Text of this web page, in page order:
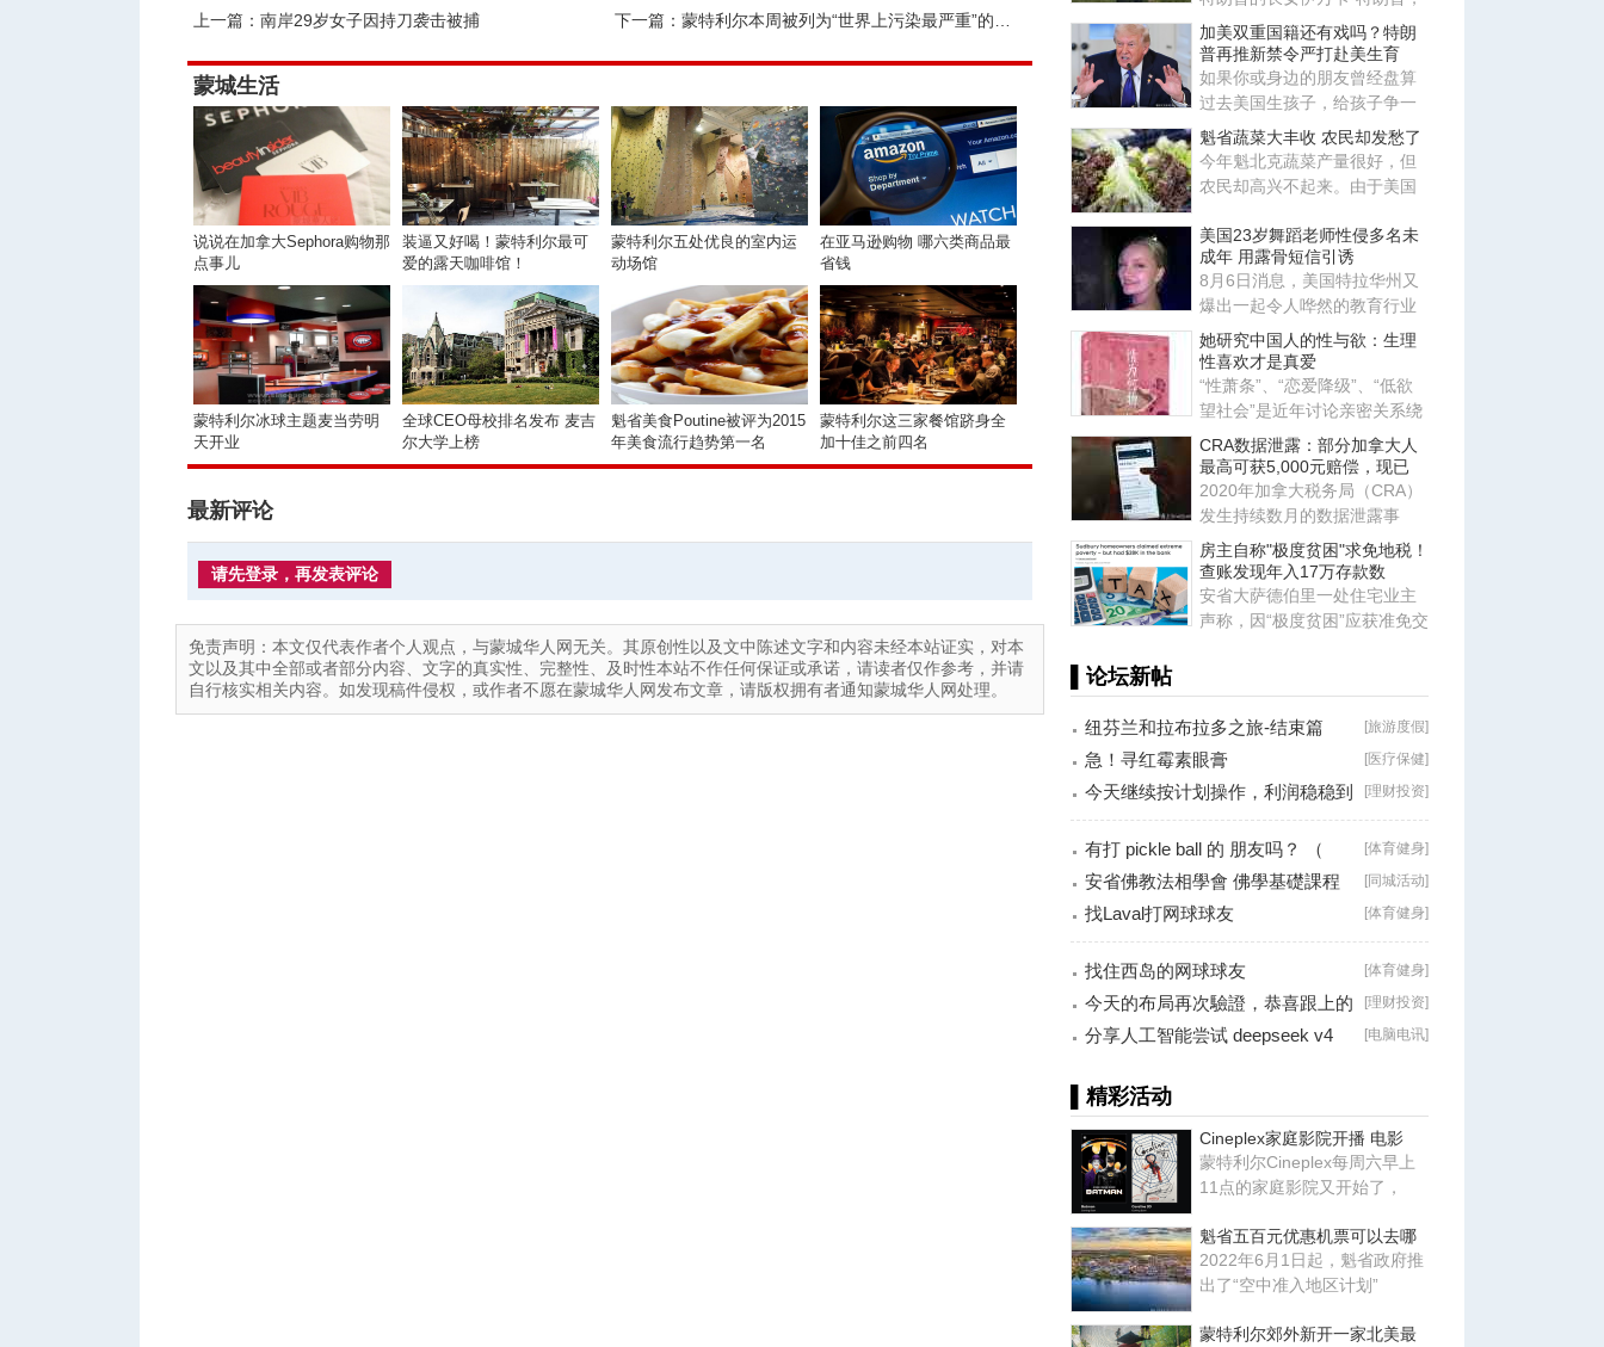
上一篇： 南岸29岁女子因持刀袭击被捕 下一篇： 蒙特利尔本周被列为“世界上污染最严重”的主要城市之一
蒙城生活
说说在加拿大Sephora购物那
点事儿
装逼又好喝！蒙特利尔最可
爱的露天咖啡馆！
蒙特利尔五处优良的室内运
动场馆
在亚马逊购物 哪六类商品最
省钱
蒙特利尔冰球主题麦当劳明
天开业
全球CEO母校排名发布 麦吉
尔大学上榜
魁省美食Poutine被评为2015
年美食流行趋势第一名
蒙特利尔这三家餐馆跻身全
加十佳之前四名
最新评论
请先登录，再发表评论
免责声明：本文仅代表作者个人观点，与蒙城华人网无关。其原创性以及文中陈述文字和内容未经本站证实，对本
文以及其中全部或者部分内容、文字的真实性、完整性、及时性本站不作任何保证或承诺，请读者仅作参考，并请
自行核实相关内容。如发现稿件侵权，或作者不愿在蒙城华人网发布文章，请版权拥有者通知蒙城华人网处理。
与丈夫贾里德·库什纳现身冰
加美双重国籍还有戏吗？特朗
普再推新禁令严打赴美生育
如果你或身边的朋友曾经盘算
过去美国生孩子，给孩子争一
本美国护照，那这条路现在正
变
魁省蔬菜大丰收 农民却发愁了
今年魁北克蔬菜产量很好，但
农民却高兴不起来。由于美国
供
美国23岁舞蹈老师性侵多名未
成年 用露骨短信引诱
8月6日消息，美国特拉华州又
爆出一起令人哗然的教育行业
恶性案件，当地一名 23 岁的舞
她研究中国人的性与欲：生理
性喜欢才是真爱
“性萧条”、“恋爱降级”、“低欲
望社会”是近年讨论亲密关系绕
不开的词汇。暗含其中
CRA数据泄露：部分加拿大人
最高可获5,000元赔偿，现已
2020年加拿大税务局（CRA）
发生持续数月的数据泄露事
件，导致数千名加拿大人的私
人信
房主自称"极度贫困"求免地税！
查账发现年入17万存款数
安省大萨德伯里一处住宅业主
声称，因“极度贫困”应获准免交
▌论坛新帖
[旅游度假]
纽芬兰和拉布拉多之旅-结束篇
[医疗保健]
急！寻红霉素眼膏
[理财投资]
今天继续按计划操作，利润稳稳到
手！
[体育健身]
有打 pickle ball 的 朋友吗？ （
Brossard
[同城活动]
安省佛教法相學會 佛學基礎課程
（第二十八
[体育健身]
找Laval打网球球友
[体育健身]
找住西岛的网球球友
[理财投资]
今天的布局再次驗證，恭喜跟上的
朋友！
[电脑电讯]
分享人工智能尝试 deepseek v4
▌精彩活动
Cineplex家庭影院开播 电影
蒙特利尔Cineplex每周六早上
11点的家庭影院又开始了，
魁省五百元优惠机票可以去哪
2022年6月1日起，魁省政府推
出了“空中准入地区计划”
蒙特利尔郊外新开一家北美最